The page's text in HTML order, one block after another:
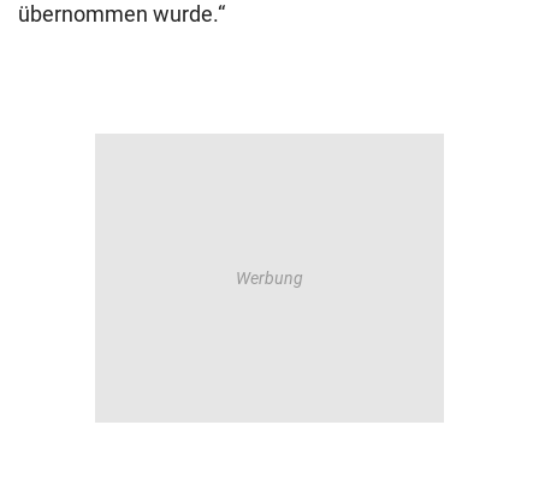
übernommen wurde.“